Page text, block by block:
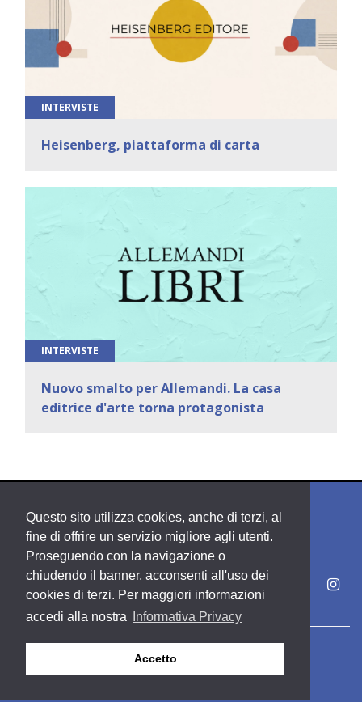
Questo sito utilizza cookies, anche di terzi, al
fine di offrire un servizio migliore agli utenti.
Proseguendo con la navigazione o
chiudendo il banner, acconsenti all'uso dei
cookies di terzi. Per maggiori informazioni
accedi alla nostra
Informativa Privacy
Accetto
INTERVISTE
Heisenberg, piattaforma di carta
INTERVISTE
Nuovo smalto per Allemandi. La casa
editrice d'arte torna protagonista
Copyright PDE srl società del Gruppo Feltrinelli S. p. A.